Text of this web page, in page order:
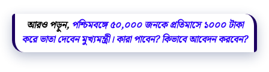
আরও পড়ুন, পশ্চিমবঙ্গে ৫০,০০০ জনকে প্রতিমাসে ১০০০ টাকা
করে ভাতা দেবেন মুখ্যমন্ত্রী। কারা পাবেন? কিভাবে আবেদন করবেন?